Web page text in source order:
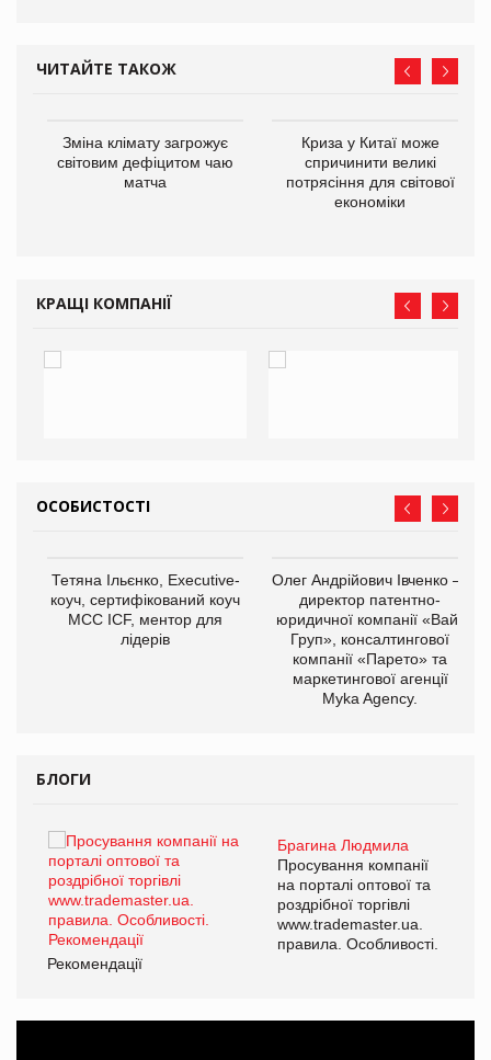
ЧИТАЙТЕ ТАКОЖ
Зміна клімату загрожує
світовим дефіцитом чаю
матча
Криза у Китаї може
спричинити великі
потрясіння для світової
економіки
КРАЩІ КОМПАНІЇ
ОСОБИСТОСТІ
Тетяна Ільєнко, Executive-
коуч, сертифікований коуч
МСС ICF, ментор для
лідерів
Олег Андрійович Івченко —
директор патентно-
юридичної компанії «Вайз
Груп», консалтингової
компанії «Парето» та
маркетингової агенції
Myka Agency.
БЛОГИ
Брагина Людмила
Просування компанії
на порталі оптової та
роздрібної торгівлі
www.trademaster.ua.
правила. Особливості.
Рекомендації